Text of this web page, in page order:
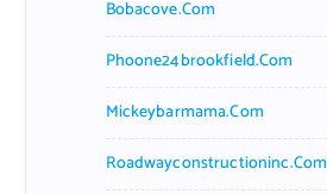
Bobacove.com
Phoone24brookfield.com
Mickeybarmama.com
Roadwayconstructioninc.com